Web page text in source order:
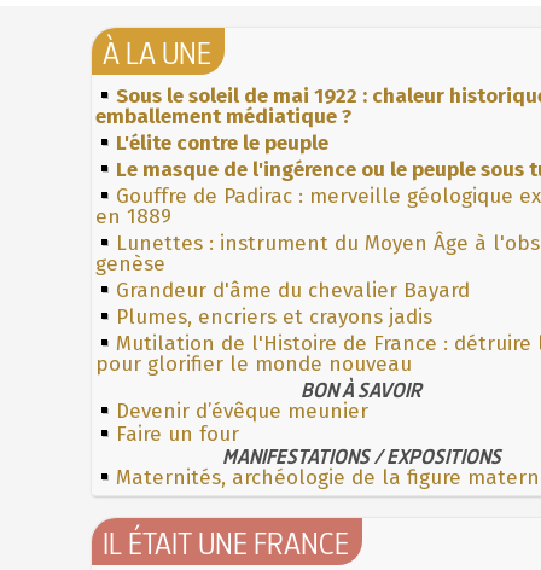
À LA UNE
Sous le soleil de mai 1922 : chaleur
emballement médiatique ?
L'élite contre le peuple
Le masque de l'ingérence ou le peuple sous
Gouffre de Padirac : merveille géologique
en 1889
Lunettes : instrument du Moyen Âge à
genèse
Grandeur d'âme du chevalier Bayard
Plumes, encriers et crayons jadis
Mutilation de l'Histoire de France : détruire
pour glorifier le monde nouveau
BON À SAVOIR
Devenir d’évêque meunier
Faire un four
MANIFESTATIONS / EXPOSITIONS
Maternités, archéologie de la figure
IL ÉTAIT UNE FRANCE